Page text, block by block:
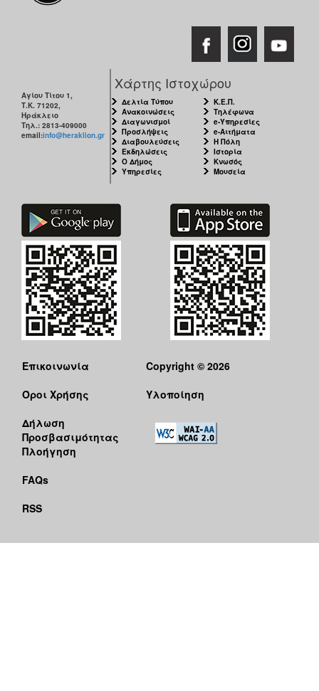
Αγίου Τίτου 1,
Τ.Κ. 71202,
Ηράκλειο
Τηλ.: 2813-409000
email:info@heraklion.gr
Χάρτης Ιστοχώρου
Δελτία Τύπου
Ανακοινώσεις
Διαγωνισμοί
Προσλήψεις
Διαβουλεύσεις
Εκδηλώσεις
Ο Δήμος
Υπηρεσίες
Κ.Ε.Π.
Τηλέφωνα
e-Υπηρεσίες
e-Αιτήματα
Η Πόλη
Ιστορία
Κνωσός
Μουσεία
Επικοινωνία
Όροι Χρήσης
Δήλωση
Προσβασιμότητας
Πλοήγηση
FAQs
RSS
Copyright © 2026
Υλοποίηση